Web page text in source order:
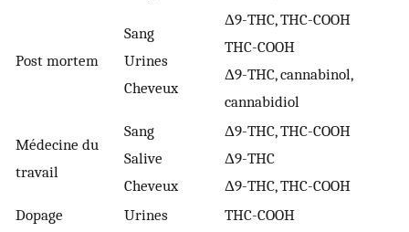
Post mortem
Sang
Urines
Cheveux
Δ9-THC, THC-COOH
THC-COOH
Δ9-THC, cannabinol,
cannabidiol
Médecine du
travail
Sang
Salive
Cheveux
Δ9-THC, THC-COOH
Δ9-THC
Δ9-THC, THC-COOH
Dopage
Urines
THC-COOH